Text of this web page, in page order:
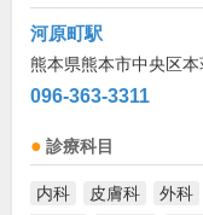
河原町駅
熊本県熊本市中央区
096-363-3311
診療科目
内科 皮膚科 外科